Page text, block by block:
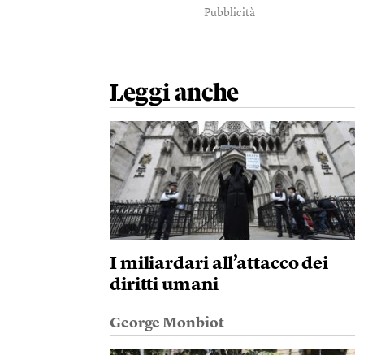
Pubblicità
Leggi anche
I miliardari all’attacco dei
diritti umani
George Monbiot